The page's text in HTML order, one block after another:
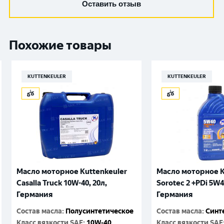
Оставить отзыв
Похожие товары
KUTTENKEULER
Масло моторное Kuttenkeuler
Casalla Truck 10W-40, 20л,
Германия
Состав масла: Полусинтетическое
KUTTENKEULER
Масло моторное
Sorotec 2 +PDi
Германия
Состав масла: